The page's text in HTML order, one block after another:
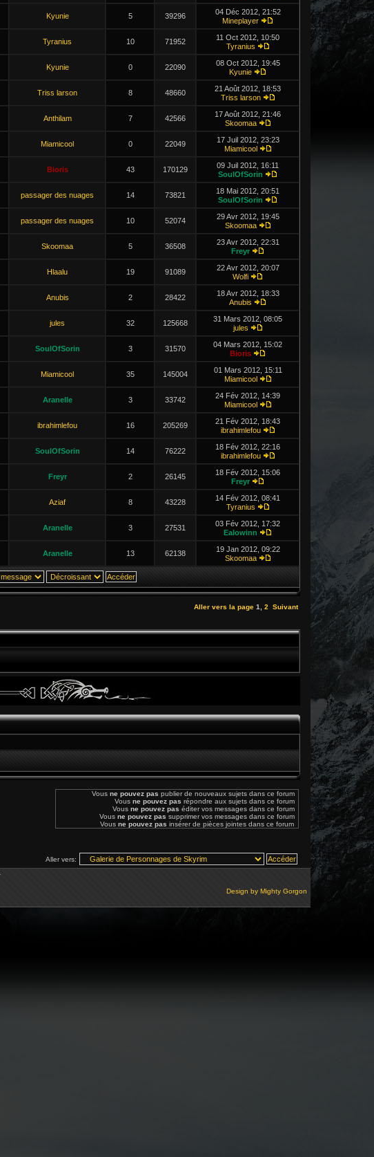
Kyunie 5 39296
04 Déc 2012, 21:52
Mineplayer
Tyranius 10 71952
11 Oct 2012, 10:50
Tyranius
Kyunie 0 22090
08 Oct 2012, 19:45
Kyunie
Triss larson 8 48660
21 Août 2012, 18:53
Triss larson
Anthilam 7 42566
17 Août 2012, 21:46
Skoomaa
Miamicool 0 22049
17 Juil 2012, 23:23
Miamicool
Bioris 43 170129
09 Juil 2012, 16:11
SoulOfSorin
passager des nuages 14 73821
18 Mai 2012, 20:51
SoulOfSorin
passager des nuages 10 52074
29 Avr 2012, 19:45
Skoomaa
Skoomaa 5 36508
23 Avr 2012, 22:31
Freyr
Hlaalu 19 91089
22 Avr 2012, 20:07
Wolfi
Anubis 2 28422
18 Avr 2012, 18:33
Anubis
jules 32 125668
31 Mars 2012, 08:05
jules
SoulOfSorin 3 31570
04 Mars 2012, 15:02
Bioris
Miamicool 35 145004
01 Mars 2012, 15:11
Miamicool
Aranelle 3 33742
24 Fév 2012, 14:39
Miamicool
ibrahimlefou 16 205269
21 Fév 2012, 18:43
ibrahimlefou
SoulOfSorin 14 76222
18 Fév 2012, 22:16
ibrahimlefou
Freyr 2 26145
18 Fév 2012, 15:06
Freyr
Aziaf 8 43228
14 Fév 2012, 08:41
Tyranius
Aranelle 3 27531
03 Fév 2012, 17:32
Ealowinn
Aranelle 13 62138
19 Jan 2012, 09:22
Skoomaa
Aller vers la page 1 2 Suivant
Vous ne pouvez pas publier de nouveaux sujets dans ce forum
Vous ne pouvez pas répondre aux sujets dans ce forum
Vous ne pouvez pas éditer vos messages dans ce forum
Vous ne pouvez pas supprimer vos messages dans ce forum
Vous ne pouvez pas insérer de pièces jointes dans ce forum
Aller vers:
Design by Mighty Gorgon